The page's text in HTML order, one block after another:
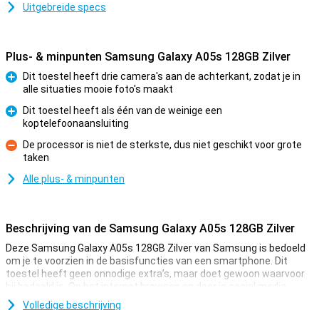
Uitgebreide specs
Plus- & minpunten Samsung Galaxy A05s 128GB Zilver
Pluspunt
Dit toestel heeft drie camera's aan de achterkant, zodat je in
alle situaties mooie foto's maakt
Pluspunt
Dit toestel heeft als één van de weinige een
koptelefoonaansluiting
Minpunt
De processor is niet de sterkste, dus niet geschikt voor grote
taken
Alle plus- & minpunten
Beschrijving van de Samsung Galaxy A05s 128GB Zilver
Deze Samsung Galaxy A05s 128GB Zilver van Samsung is bedoeld
om je te voorzien in de basisfuncties van een smartphone. Dit
toestel heeft geen onnodige extra’s, maar doet gewoon waarvoor
hij bedoeld is. Op het internet browsen en door je social media
scrollen is waar deze telefoon goed in is!
Volledige beschrijving